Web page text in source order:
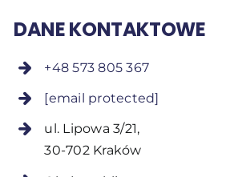
DANE KONTAKTOWE
+48 573 805 367
[email protected]
ul. Lipowa 3/21,
30-702 Kraków